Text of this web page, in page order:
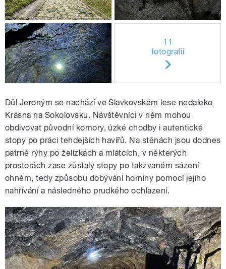
11
fotografií
Důl Jeroným se nachází ve Slavkovském lese nedaleko
Krásna na Sokolovsku. Návštěvníci v něm mohou
obdivovat původní komory, úzké chodby i autentické
stopy po práci tehdejších havířů. Na stěnách jsou dodnes
patrné rýhy po želízkách a mlátcích, v některých
prostorách zase zůstaly stopy po takzvaném sázení
ohněm, tedy způsobu dobývání horniny pomocí jejího
nahřívání a následného prudkého ochlazení.